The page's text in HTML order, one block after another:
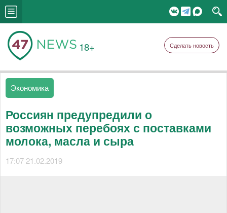
18+ Сделать новость
Экономика
Россиян предупредили о
возможных перебоях с поставками
молока, масла и сыра
17:07 21.02.2019